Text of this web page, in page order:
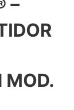
–
MOD.